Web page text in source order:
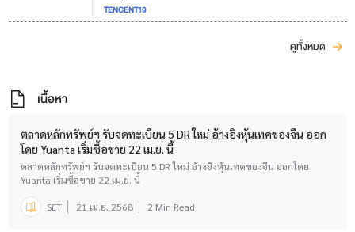
TENCENT19
ดูทั้งหมด
เนื้อหา
ตลาดหลักทรัพย์ฯ รับจดทะเบียน 5 DR ใหม่ อ้างอิงหุ้นเทคของจีน ออก
โดย Yuanta เริ่มซื้อขาย 22 เม.ย. นี้
ตลาดหลักทรัพย์ฯ รับจดทะเบียน 5 DR ใหม่ อ้างอิงหุ้นเทคของจีน ออกโดย
Yuanta เริ่มซื้อขาย 22 เม.ย. นี้
SET 21 เม.ย. 2568 2 Min Read